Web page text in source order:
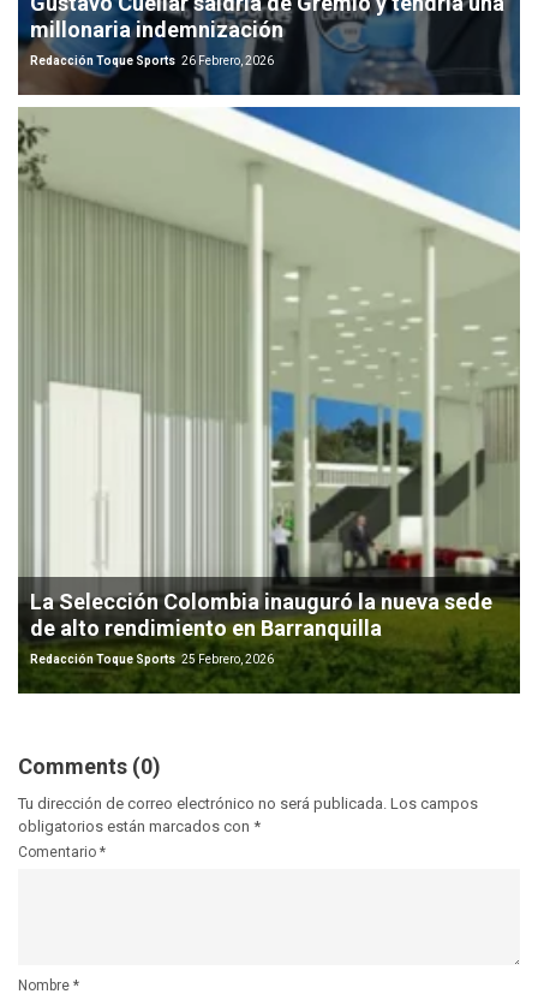
millonaria indemnización
Redacción Toque Sports 26 Febrero, 2026
La Selección Colombia inauguró la nueva sede
de alto rendimiento en Barranquilla
Redacción Toque Sports 25 Febrero, 2026
Comments (0)
Tu dirección de correo electrónico no será publicada. Los campos
obligatorios están marcados con *
Comentario *
Nombre *